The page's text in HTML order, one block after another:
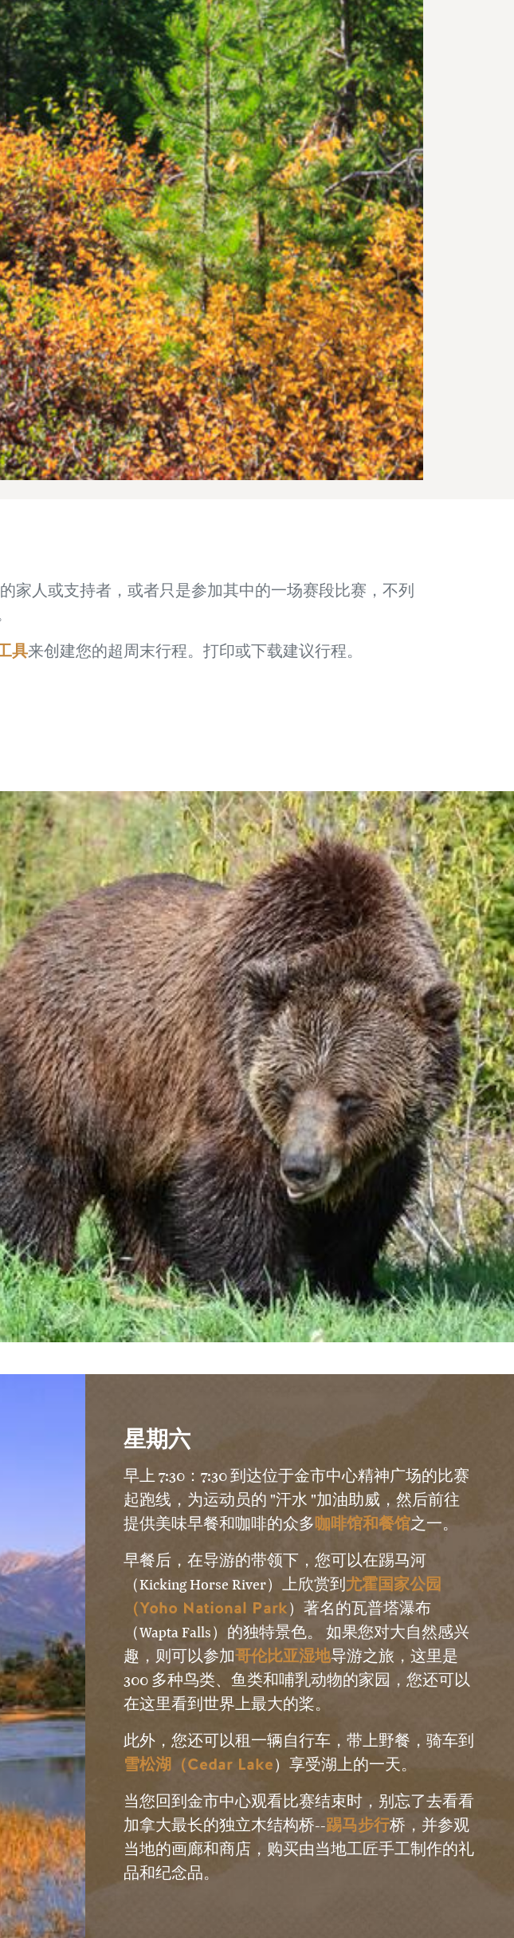
家人或支持者，或者只是参加其中的一场赛段比赛，不列
具来创建您的超周末行程。打印或下载建议行程。
星期六
早上 7:30：7:30 到达位于金市中心精神广场的比赛
起跑线，为运动员的 "汗水 "加油助威，然后前往
提供美味早餐和咖啡的众多咖啡馆和餐馆之一。
早餐后，在导游的带领下，您可以在踢马河
（Kicking Horse River）上欣赏到尤霍国家公园
（Yoho National Park）著名的瓦普塔瀑布
（Wapta Falls）的独特景色。 如果您对大自然感兴
趣，则可以参加哥伦比亚湿地导游之旅，这里是
300 多种鸟类、鱼类和哺乳动物的家园，您还可以
在这里看到世界上最大的桨。
此外，您还可以租一辆自行车，带上野餐，骑车到
雪松湖（Cedar Lake）享受湖上的一天。
当您回到金市中心观看比赛结束时，别忘了去看看
加拿大最长的独立木结构桥--踢马步行桥，并参观
当地的画廊和商店，购买由当地工匠手工制作的礼
品和纪念品。